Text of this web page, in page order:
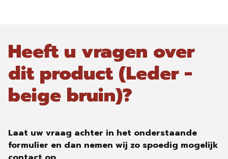
Heeft u vragen over
dit product (Leder -
beige bruin)?
Laat uw vraag achter in het onderstaande
formulier en dan nemen wij zo spoedig mogelijk